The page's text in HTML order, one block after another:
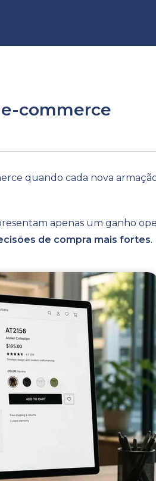
commerce
quando cada nova
apenas um ganho
de compra mais fortes.